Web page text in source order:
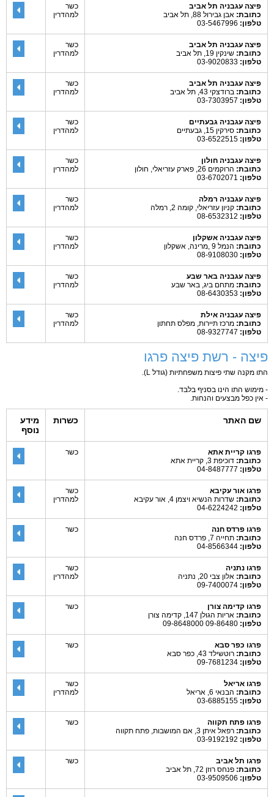
פיצה עגבניה תל אביב
כתובת: אבן גבירול 88, תל אביב
טלפון:
כשר
למהדרין
פיצה עגבניה תל אביב
כתובת: שינקין 19, תל אביב
טלפון:
כשר
למהדרין
פיצה עגבניה תל אביב
כתובת: ברודצקי 43, תל אביב
טלפון:
כשר
למהדרין
פיצה עגבניה גבעתיים
כתובת: סירקין 15, גבעתיים
טלפון:
כשר
למהדרין
פיצה עגבניה חולון
כתובת: הרוקמים 26, פארק עזריאלי, חולון
טלפון:
כשר
למהדרין
פיצה עגבניה רמלה
כתובת: קניון עזריאלי, קומה 2, רמלה
טלפון:
כשר
למהדרין
פיצה עגבניה אשקלון
כתובת: הנמל 9 ,מרינה, אשקלון
טלפון:
כשר
למהדרין
פיצה עגבניה באר שבע
כתובת: מתחם ביג, באר שבע
טלפון:
כשר
למהדרין
פיצה עגבניה אילת
כתובת: מרכז תיירות, מפלס תחתון
טלפון:
כשר
למהדרין
פיצה - רשת פיצה פרגו
התו מקנה שתי פיצות משפחתיות (גודל L).
- מימוש התו הינו בסניף בלבד.
- אין כפל מבצעים והנחות.
שם האתר כשרות
מידע
נוסף
פרגו קריית אתא
כתובת: דוכיפת 3, קריית אתא
טלפון:
כשר
פרגו אור עקיבא
כתובת: שדרות הנשיא ויצמן 4, אור עקיבא
טלפון:
כשר
למהדרין
פרגו פרדס חנה
כתובת: תחייה 7, פרדס חנה
טלפון:
כשר
פרגו נתניה
כתובת: אלון צבי 20, נתניה
טלפון:
כשר
למהדרין
פרגו קדימה צורן
כתובת: אריות הגולן 147, קדימה צורן
טלפון:
כשר
פרגו כפר סבא
כתובת: רוטשילד 43, כפר סבא
טלפון:
כשר
פרגו אריאל
כתובת: הבנאי 6, אריאל
טלפון:
כשר
למהדרין
פרגו פתח תקווה
כתובת: רפאל איתן 3, אם המושבות, פתח תקווה
טלפון:
כשר
פרגו תל אביב
כתובת: פנחס רוזן 72, תל אביב
טלפון:
כשר